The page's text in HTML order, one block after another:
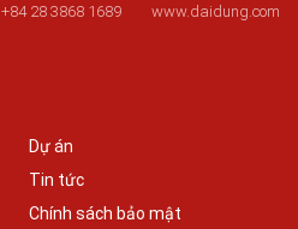
+84 28 3868 1689 www.daidung.com
Dự án
Tin tức
Chính sách bảo mật